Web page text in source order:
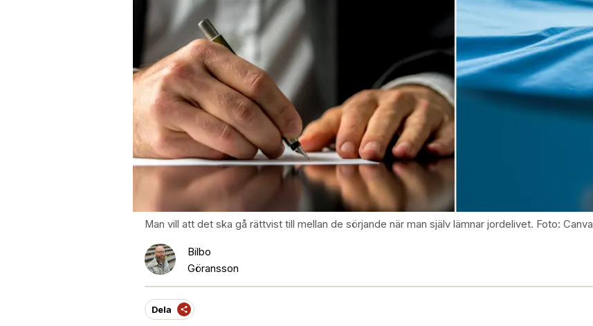
Man vill att det ska gå rättvist till mellan de sörjande när man själv lämnar jordelivet. Foto: Canva
Bilbo
Göransson
Dela